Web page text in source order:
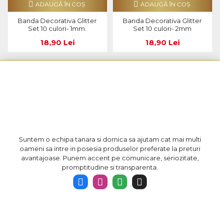
Banda Decorativa Glitter
Set 10 culori- 1mm.
18,90 Lei
ADAUGĂ ÎN COŞ
Banda Decorativa Glitter
Set 10 culori- 2mm
18,90 Lei
ADAUGĂ ÎN COŞ
Suntem o echipa tanara si dornica sa ajutam cat mai multi
oameni sa intre in posesia produselor preferate la preturi
avantajoase. Punem accent pe comunicare, seriozitate,
promptitudine si transparenta.